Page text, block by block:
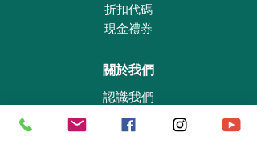
折扣代碼
現金禮券
關於我們
認識我們
實體專賣店
敎育及慈善機構